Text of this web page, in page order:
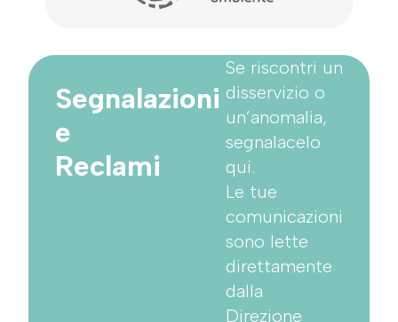
Segnalazioni
e
Reclami
Se riscontri un
disservizio o
un’anomalia,
segnalacelo
qui.
Le tue
comunicazioni
sono lette
direttamente
dalla
Direzione